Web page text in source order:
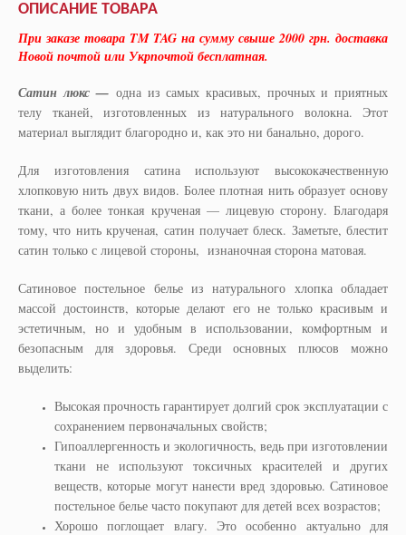
ОПИСАНИЕ ТОВАРА
При заказе товара TM TAG на сумму свыше 2000 грн. доставка
Новой почтой или Укрпочтой бесплатная.
Сатин люкс— одна из самых красивых, прочных и приятных
телу тканей, изготовленных из натурального волокна. Этот
материал выглядит благородно и, как это ни банально, дорого.
Для изготовления сатина используют высококачественную
хлопковую нить двух видов. Более плотная нить образует основу
ткани, а более тонкая крученая — лицевую сторону. Благодаря
тому, что нить крученая, сатин получает блеск. Заметьте, блестит
сатин только с лицевой стороны, изнаночная сторона матовая.
Сатиновое постельное белье из натурального хлопка обладает
массой достоинств, которые делают его не только красивым и
эстетичным, но и удобным в использовании, комфортным и
безопасным для здоровья. Среди основных плюсов можно
выделить:
Высокая прочность гарантирует долгий срок эксплуатации с
сохранением первоначальных свойств;
Гипоаллергенность и экологичность, ведь при изготовлении
ткани не используют токсичных красителей и других
веществ, которые могут нанести вред здоровью. Сатиновое
постельное белье часто покупают для детей всех возрастов;
Хорошо поглощает влагу. Это особенно актуально для